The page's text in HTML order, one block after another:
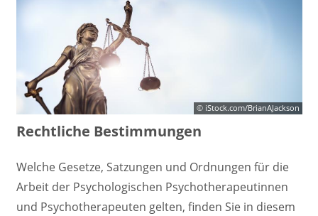
© iStock.com/BrianAJackson
Rechtliche Bestimmungen
Welche Gesetze, Satzungen und Ordnungen für die
Arbeit der Psychologischen Psychotherapeutinnen
und Psychotherapeuten gelten, finden Sie in diesem